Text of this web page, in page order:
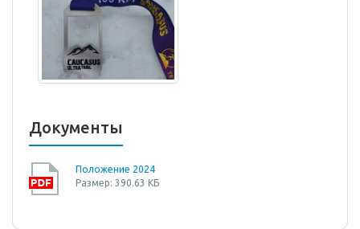
Документы
Положение 2024
Размер: 390.63 КБ